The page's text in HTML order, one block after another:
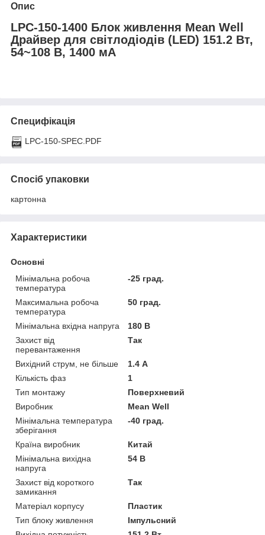
Опис
LPC-150-1400 Блок живлення Mean Well
Драйвер для світлодіодів (LED) 151.2 Вт,
54~108 В, 1400 мА
Специфікація
LPC-150-SPEC.PDF
Спосіб упаковки
картонна
Характеристики
Основні
Мінімальна робоча
температура
-25 град.
Максимальна робоча
температура
50 град.
Мінімальна вхідна напруга
180 В
Захист від
перевантаження
Так
Вихідний струм, не більше
1.4 А
Кількість фаз
1
Тип монтажу
Поверхневий
Виробник
Mean Well
Мінімальна температура
зберігання
-40 град.
Країна виробник
Китай
Мінімальна вихідна
напруга
54 В
Захист від короткого
замикання
Так
Матеріал корпусу
Пластик
Тип блоку живлення
Імпульсний